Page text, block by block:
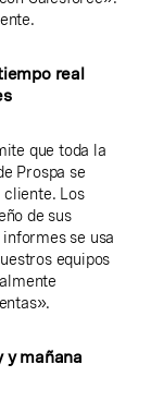
real
que toda la
Prospa se
Los
de sus
se usa
equipos
y mañana